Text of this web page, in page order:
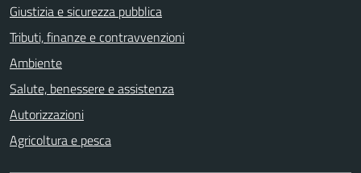
Giustizia e sicurezza pubblica
Tributi, finanze e contravvenzioni
Ambiente
Salute, benessere e assistenza
Autorizzazioni
Agricoltura e pesca